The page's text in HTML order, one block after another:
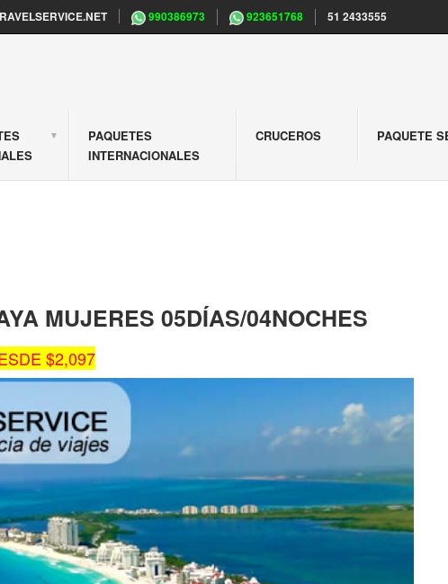
990386973 923651768 51 2433555
PAQUETES
INTERNACIONALES
CRUCEROS PAQUETE
MUJERES 05DÍAS/04NOCHES
$2,097